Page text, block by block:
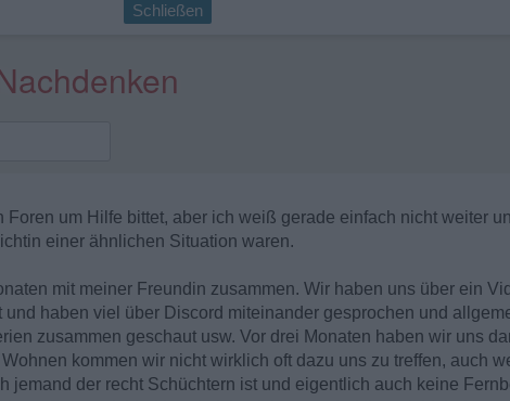
Schließen
Foren um Hilfe bittet, aber ich weiß gerade einfach nicht weiter
einer ähnlichen Situation waren.
mit meiner Freundin zusammen. Wir haben uns über ein
haben viel über Discord miteinander gesprochen und
zusammen geschaut usw. Vor drei Monaten haben wir uns
kommen wir nicht wirklich oft dazu uns zu treffen, auch
jemand der recht Schüchtern ist und eigentlich auch keine